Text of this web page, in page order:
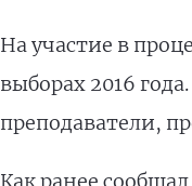
На участие в
выборах 2016
преподаватели,